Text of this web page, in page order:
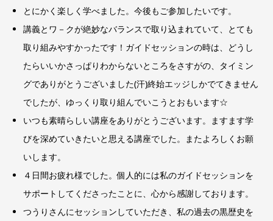
とにかく楽しく学べました。今後もご参加したいです。
講義とワ－クが絶妙なバランスで取り込まれていて、とても
取り組みやすかったです！ガイドセッションの時は、どうし
たらいいかさっぱりわからないところをさすがの、タイミン
グでありがとうございました(汗)終始エッジしかでてきません
でしたが、ゆっくり取り組んでいこうとおもいます☆
いつも素晴らしい講座をありがとうございます。ますます学
びを深めていきたいと思える講座でした。またよろしくお願
いします。
４日間お疲れ様でした。個人的には私のガイドセッションを
サポートしてくださったことに、心から感謝しております。
つうりさんにセッションしていただき、私の過去の黒歴史を